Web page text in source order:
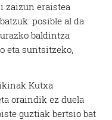
zaizun eraistea
posible al da
baldintza
eta suntsitzeko,
Kutxa
oraindik ez duela
guztiak bertsio bat